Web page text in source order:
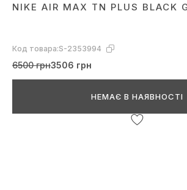
NIKE AIR MAX TN PLUS BLACK
Код товара:S-2353994
6500 грн3506 грн
НЕМАЄ В НАЯВНОСТІ